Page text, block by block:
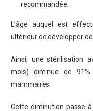
recommandée.
L’âge auquel est
ultérieur de développer
Ainsi, une stérilisation
mois) diminue de 91%
mammaires.
Cette diminution passe